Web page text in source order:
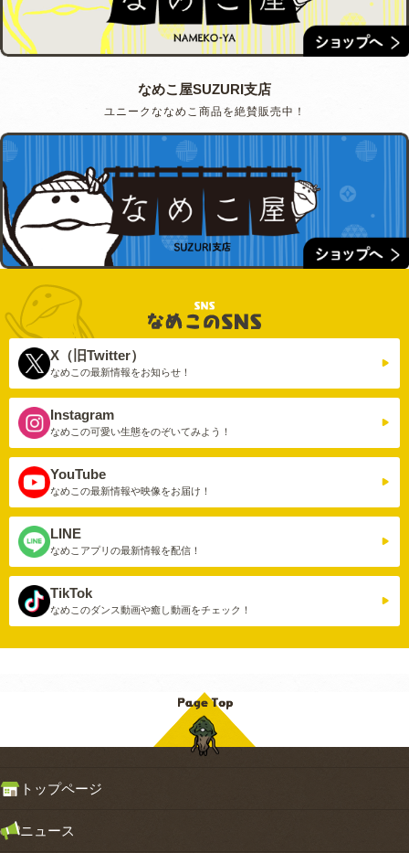
なめこ屋SUZURI支店
ユニークななめこ商品を絶賛販売中！
X（旧Twitter）
なめこの最新情報をお知らせ！
Instagram
なめこの可愛い生態をのぞいてみよう！
YouTube
なめこの最新情報や映像をお届け！
LINE
なめこアプリの最新情報を配信！
TikTok
なめこのダンス動画や癒し動画をチェック！
トップページ
ニュース